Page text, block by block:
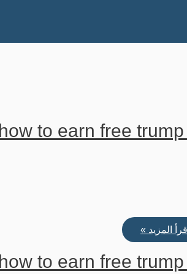
how to earn free
اقرأ المزيد »
how to earn free